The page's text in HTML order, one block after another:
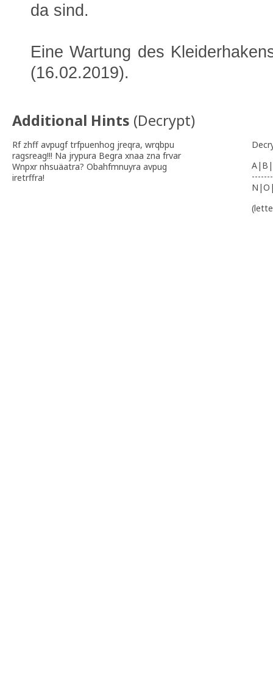
da sind.
Eine Wartung des
(16.02.2019).
Additional Hints (Decrypt)
Rf zhff avpugf trfpuenhog jreqra, wrqbpu
ragsreag!!! Na jrypura Begra xnaa zna frvar
Wnpxr nhsuäatra? Obahfmnuyra avpug
iretrffra!